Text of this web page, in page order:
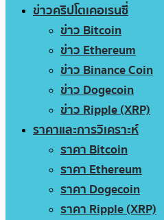
ข่าวคริปโตเคอเรนซี่
ข่าว Bitcoin
ข่าว Ethereum
ข่าว Binance Coin
ข่าว Dogecoin
ข่าว Ripple (XRP)
ราคาและการวิเคราะห์
ราคา Bitcoin
ราคา Ethereum
ราคา Dogecoin
ราคา Ripple (XRP)